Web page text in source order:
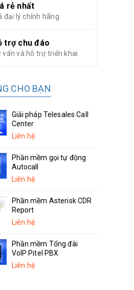
rẻ nhất
đại lý chính hãng
trợ chu đáo
vấn và hỗ trợ triển khai
CHO BẠN
Giải pháp Telesales Call
Center
Liên hệ
Phần mềm gọi tự động
Autocall
Liên hệ
Phần mềm Asterisk CDR
Report
Liên hệ
Phần mềm Tổng đài
VoIP Pitel PBX
Liên hệ